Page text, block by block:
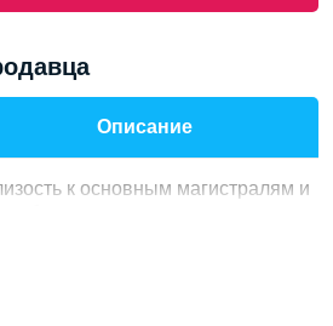
Описание
к основным магистралям и